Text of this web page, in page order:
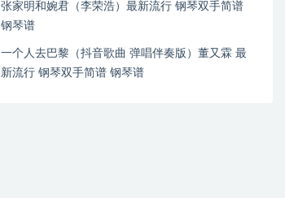
张家明和婉君（李荣浩）最新流行 钢琴双手简谱
钢琴谱
一个人去巴黎（抖音歌曲 弹唱伴奏版）董又霖 最
新流行 钢琴双手简谱 钢琴谱